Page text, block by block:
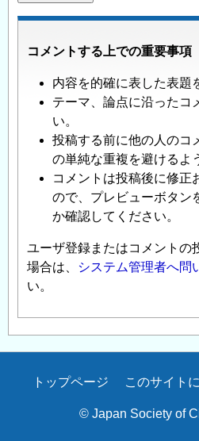
コメントする上での重要事項
内容を的確に表した表題
テーマ、論点に沿ったコ
い。
投稿する前に他の人のコ
の単純な重複を避けるよ
コメントは投稿後に修正
ので、プレビューボタン
か確認してください。
ユーザ登録またはコメントの
場合は、
システム管理者へ問
い。
Secondary
トップページ このサイト
© Japan Society of